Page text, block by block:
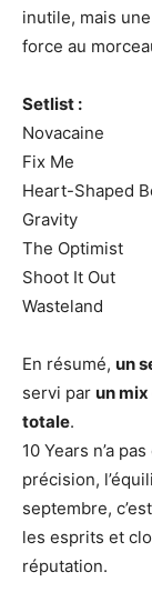
inutile, mais
force au
Setlist :
Novacaine
Fix Me
Heart-Shaped
Gravity
The Optimist
Shoot It Out
Wasteland
En résumé, un
servi par un
totale.
10 Years n’a
précision,
septembre,
les esprits et
réputation.